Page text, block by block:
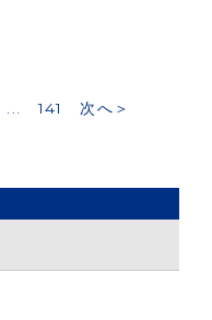
141 次へ＞